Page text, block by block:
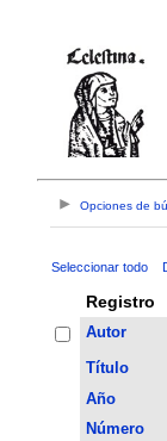
Opciones de
Seleccionar todo
Registro
Autor
Título
Año
Número